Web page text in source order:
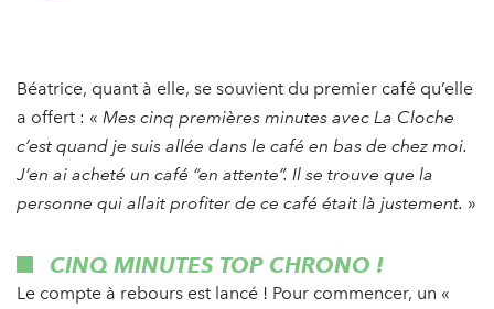
Béatrice, quant à elle, se souvient du premier café qu’elle
a offert : « Mes cinq premières minutes avec La Cloche
c’est quand je suis allée dans le café en bas de chez moi.
J’en ai acheté un café “en attente”. Il se trouve que la
personne qui allait profiter de ce café était là justement. »
CINQ MINUTES TOP CHRONO !
Le compte à rebours est lancé ! Pour commencer, un «